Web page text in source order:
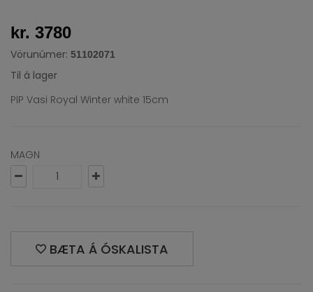
kr. 3780
Vörunúmer: 51102071
Til á lager
PIP Vasi Royal Winter white 15cm
MAGN
BÆTA Á ÓSKALISTA